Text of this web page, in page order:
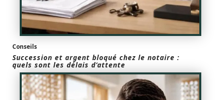
Conseils
Succession et argent bloqué chez le notaire :
quels sont les délais d’attente